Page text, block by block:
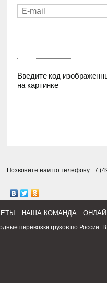
Введите код
на картинке
Позвоните нам по телефону +7
НАША КОМАНДА
перевозки грузов по России: